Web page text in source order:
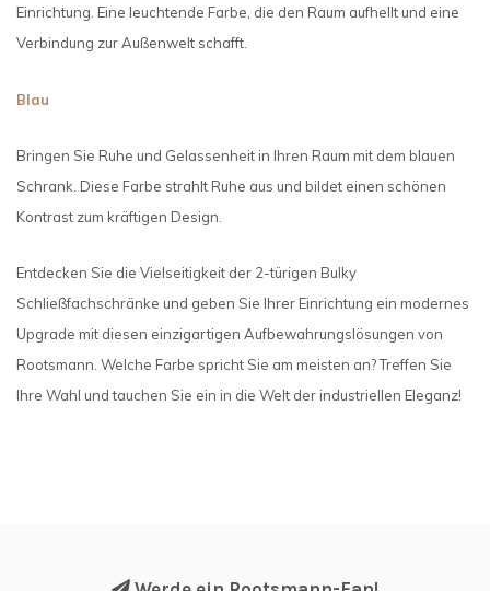
Einrichtung. Eine leuchtende Farbe, die den Raum aufhellt und eine
Verbindung zur Außenwelt schafft.
Blau
Bringen Sie Ruhe und Gelassenheit in Ihren Raum mit dem blauen
Schrank. Diese Farbe strahlt Ruhe aus und bildet einen schönen
Kontrast zum kräftigen Design.
Entdecken Sie die Vielseitigkeit der 2-türigen Bulky
Schließfachschränke und geben Sie Ihrer Einrichtung ein modernes
Upgrade mit diesen einzigartigen Aufbewahrungslösungen von
Rootsmann. Welche Farbe spricht Sie am meisten an? Treffen Sie
Ihre Wahl und tauchen Sie ein in die Welt der industriellen Eleganz!